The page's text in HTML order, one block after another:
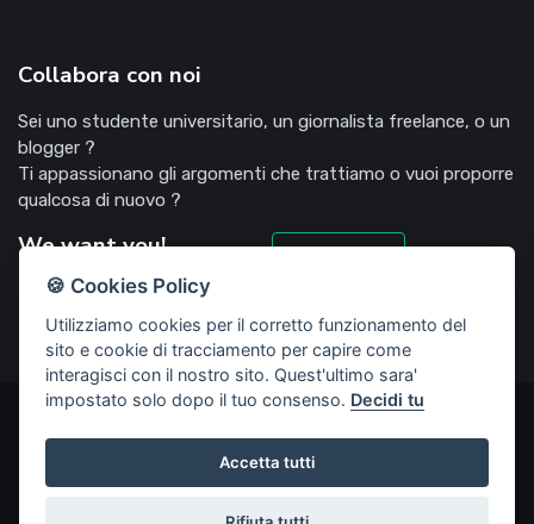
Collabora con noi
Sei uno studente universitario, un giornalista freelance, o un
blogger ?
Ti appassionano gli argomenti che trattiamo o vuoi proporre
qualcosa di nuovo ?
We want you!
©2022 Deliziosooo.it - v. 1.1.0 - Tutti i diritti sono riservati,
vietata la riproduzione senza accordi preventivi
Start Up creata daRubisco web agency
🍪 Cookies Policy
Utilizziamo cookies per il corretto funzionamento del
sito e cookie di tracciamento per capire come
interagisci con il nostro sito. Quest'ultimo sara'
impostato solo dopo il tuo consenso. Decidi tu
Accetta tutti